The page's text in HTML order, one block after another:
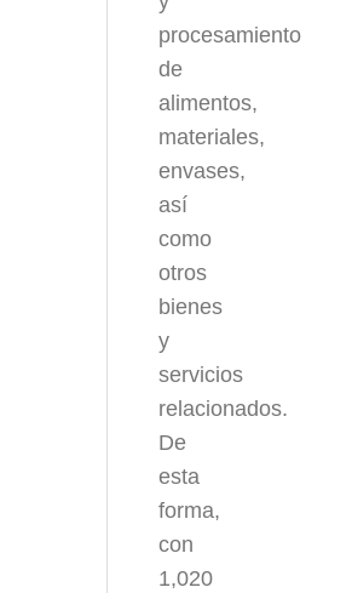
procesamiento
de
alimentos,
materiales,
envases,
así
como
otros
bienes
y
servicios
relacionados.
De
esta
forma,
con
1,020